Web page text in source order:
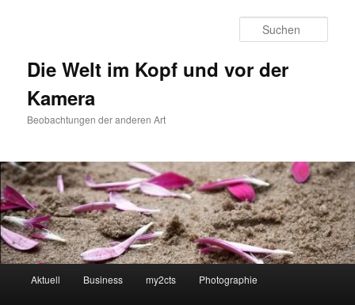
Die Welt im Kopf und vor der
Kamera
Beobachtungen der anderen Art
Aktuell Business my2cts Photographie